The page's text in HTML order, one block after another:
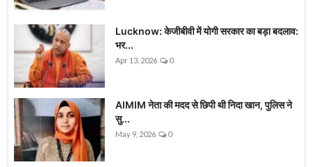
Lucknow: केजीबीवी में योगी सरकार का बड़ा बदलाव:
भर...
Apr 13, 2026 0
AIMIM नेता की मदद से छिपी थी निदा खान, पुलिस ने
सु...
May 9, 2026 0